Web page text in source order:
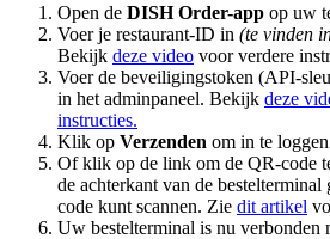
Open de DISH Order-app op uw
Voer je restaurant-ID in (te vinden
Bekijk deze video voor verdere
Voer de beveiligingstoken (API-
in het adminpaneel. Bekijk deze
instructies.
Klik op Verzenden om in te
Of klik op de link om de QR-code
de achterkant van de
code kunt scannen. Zie dit artikel
Uw bestelterminal is nu verbonden